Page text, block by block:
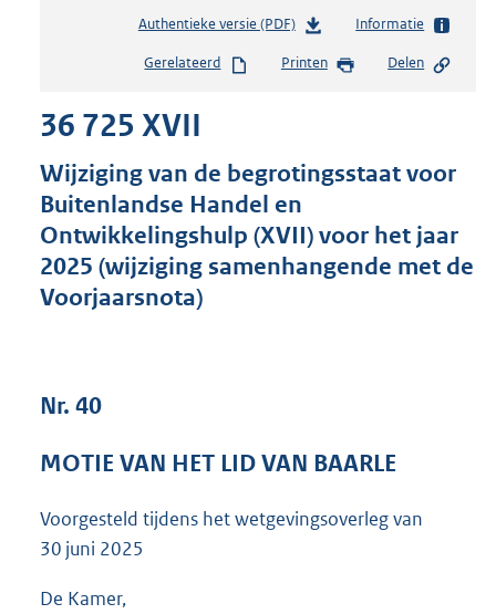
Authentieke versie (PDF)b
s
d
s
g
r
o
b
Informatie
Gerelateerd Printen Delen
36 725 XVII
Wijziging van de begrotingsstaat voor
Buitenlandse Handel en
Ontwikkelingshulp (XVII) voor het jaar
2025 (wijziging samenhangende met de
Voorjaarsnota)
Nr. 40
MOTIE VAN HET LID VAN BAARLE
Voorgesteld tijdens het wetgevingsoverleg van
30 juni 2025
De Kamer,